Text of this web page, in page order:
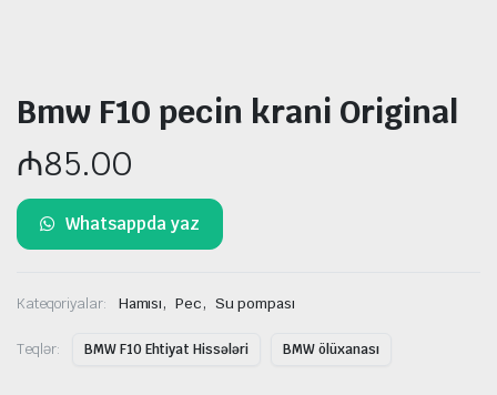
Bmw F10 pecin krani Original
₼85.00
Whatsappda yaz
Kateqoriyalar: Hamısı, Pec, Su pompası
Teqlər: BMW F10 Ehtiyat Hissələri BMW ölüxanası